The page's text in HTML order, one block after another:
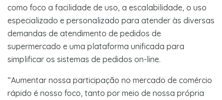
como foco a facilidade de uso, a escalabilidade, o uso
especializado e personalizado para atender às diversas
demandas de atendimento de pedidos de
supermercado e uma plataforma unificada para
simplificar os sistemas de pedidos on-line.
“Aumentar nossa participação no mercado de comércio
rápido é nosso foco, tanto por meio de nossa própria